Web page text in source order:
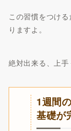
この習慣をつけ
りますよ。
絶対出来る、上
1週間
基礎が